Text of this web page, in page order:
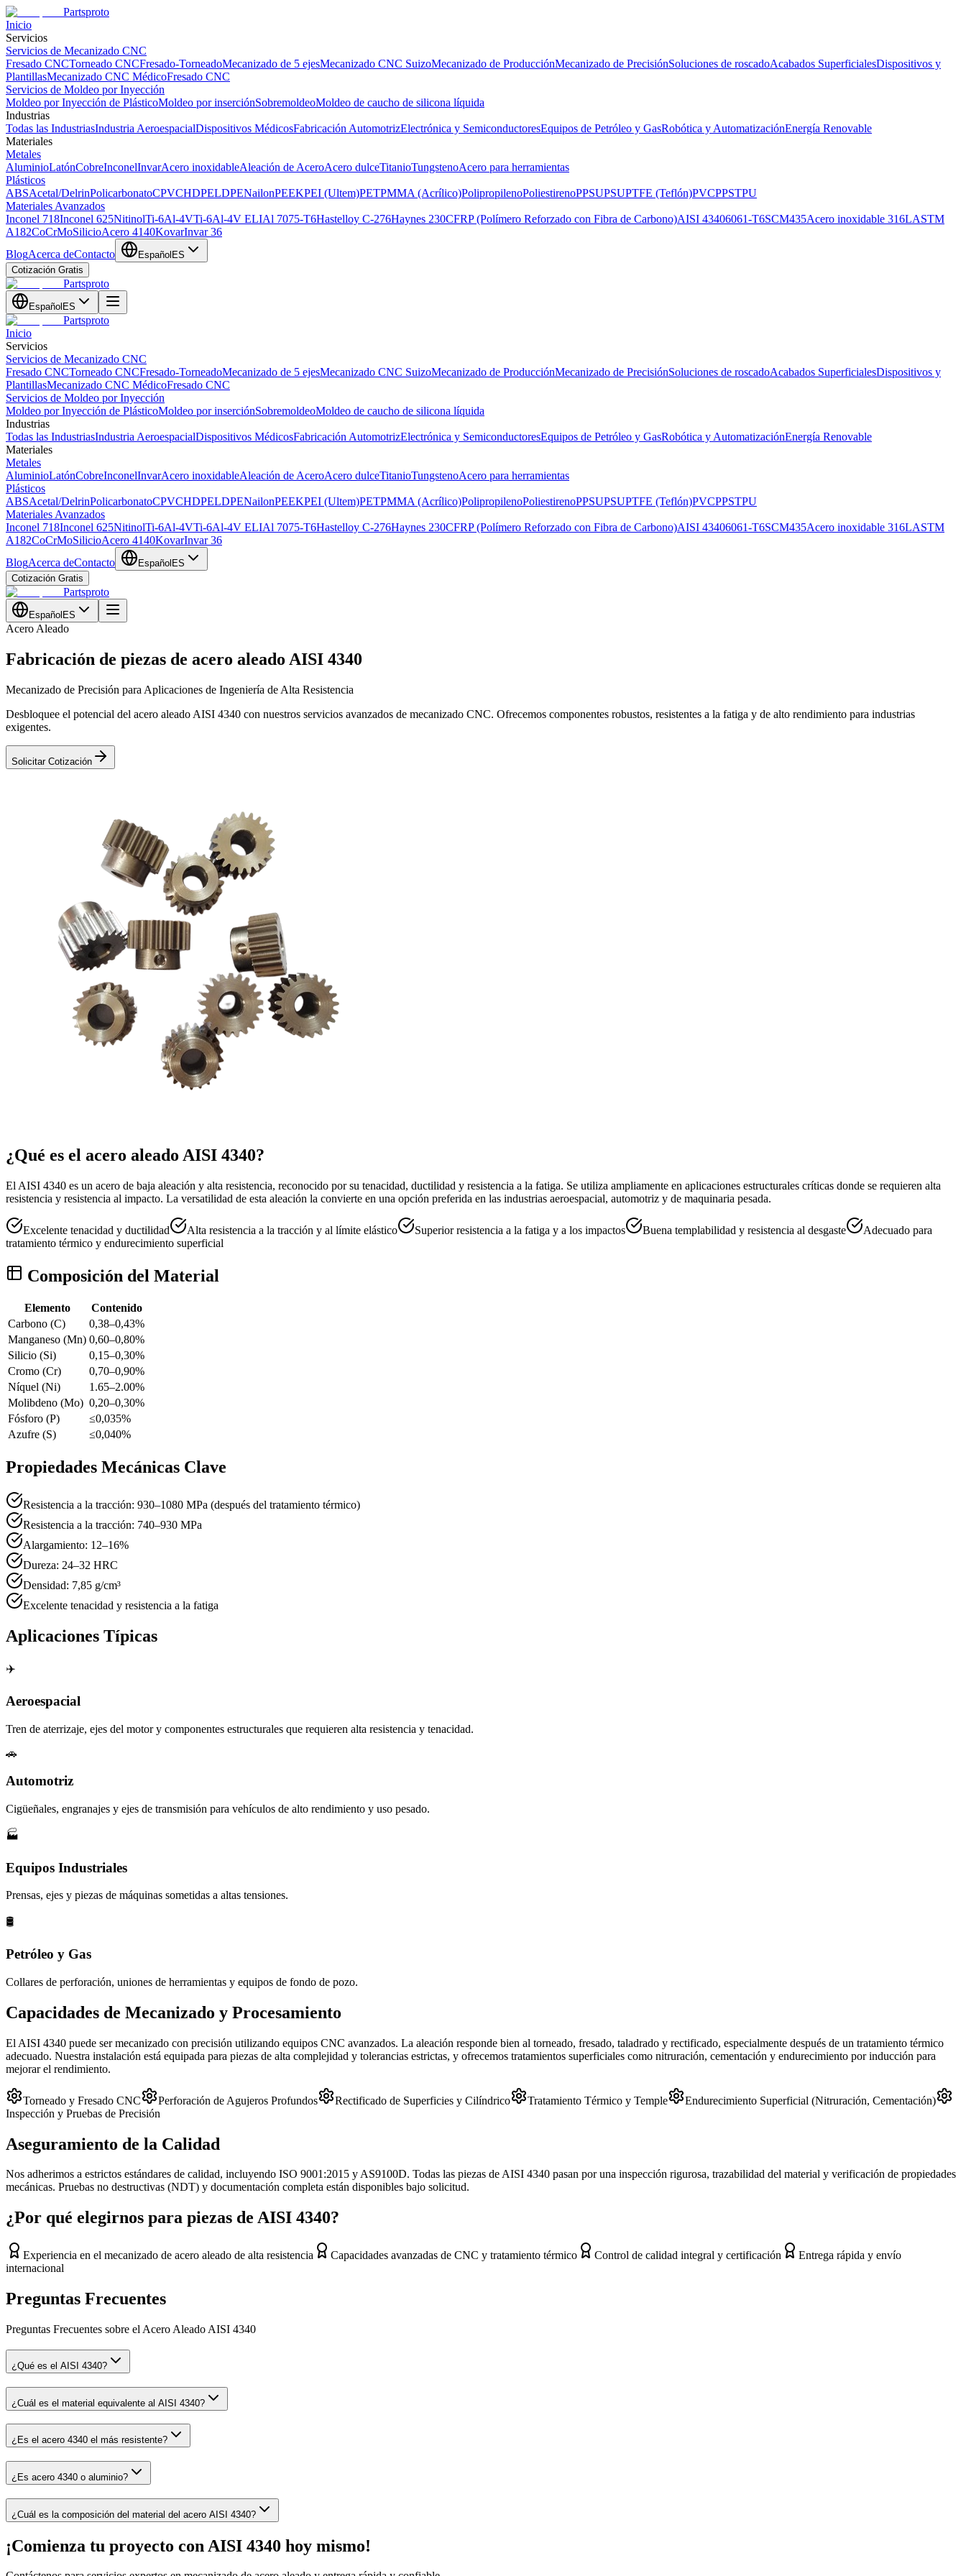
Partsproto
Inicio
Servicios
Servicios de Mecanizado CNC
Fresado CNCTorneado CNCFresado-TorneadoMecanizado de 5 ejesMecanizado CNC SuizoMecanizado de ProducciónMecanizado de PrecisiónSoluciones de roscadoAcabados SuperficialesDispositivos y
PlantillasMecanizado CNC MédicoFresado CNC
Servicios de Moldeo por Inyección
Moldeo por Inyección de PlásticoMoldeo por inserciónSobremoldeoMoldeo de caucho de silicona líquida
Industrias
Todas las IndustriasIndustria AeroespacialDispositivos MédicosFabricación AutomotrizElectrónica y SemiconductoresEquipos de Petróleo y GasRobótica y AutomatizaciónEnergía Renovable
Materiales
Metales
AluminioLatónCobreInconelInvarAcero inoxidableAleación de AceroAcero dulceTitanioTungstenoAcero para herramientas
Plásticos
ABSAcetal/DelrinPolicarbonatoCPVCHDPELDPENailonPEEKPEI (Ultem)PETPMMA (Acrílico)PolipropilenoPoliestirenoPPSUPSUPTFE (Teflón)PVCPPSTPU
Materiales Avanzados
Inconel 718Inconel 625NitinolTi-6Al-4VTi-6Al-4V ELIAl 7075-T6Hastelloy C-276Haynes 230CFRP (Polímero Reforzado con Fibra de Carbono)AISI 43406061-T6SCM435Acero inoxidable 316LASTM
A182CoCrMoSilicioAcero 4140KovarInvar 36
BlogAcerca deContacto Español ES
Cotización Gratis
Partsproto
Español ES
Partsproto
Inicio
Servicios
Servicios de Mecanizado CNC
Fresado CNCTorneado CNCFresado-TorneadoMecanizado de 5 ejesMecanizado CNC SuizoMecanizado de ProducciónMecanizado de PrecisiónSoluciones de roscadoAcabados SuperficialesDispositivos y
PlantillasMecanizado CNC MédicoFresado CNC
Servicios de Moldeo por Inyección
Moldeo por Inyección de PlásticoMoldeo por inserciónSobremoldeoMoldeo de caucho de silicona líquida
Industrias
Todas las IndustriasIndustria AeroespacialDispositivos MédicosFabricación AutomotrizElectrónica y SemiconductoresEquipos de Petróleo y GasRobótica y AutomatizaciónEnergía Renovable
Materiales
Metales
AluminioLatónCobreInconelInvarAcero inoxidableAleación de AceroAcero dulceTitanioTungstenoAcero para herramientas
Plásticos
ABSAcetal/DelrinPolicarbonatoCPVCHDPELDPENailonPEEKPEI (Ultem)PETPMMA (Acrílico)PolipropilenoPoliestirenoPPSUPSUPTFE (Teflón)PVCPPSTPU
Materiales Avanzados
Inconel 718Inconel 625NitinolTi-6Al-4VTi-6Al-4V ELIAl 7075-T6Hastelloy C-276Haynes 230CFRP (Polímero Reforzado con Fibra de Carbono)AISI 43406061-T6SCM435Acero inoxidable 316LASTM
A182CoCrMoSilicioAcero 4140KovarInvar 36
BlogAcerca deContacto Español ES
Cotización Gratis
Partsproto
Español ES
Acero Aleado
Fabricación de piezas de acero aleado AISI 4340
Mecanizado de Precisión para Aplicaciones de Ingeniería de Alta Resistencia
Desbloquee el potencial del acero aleado AISI 4340 con nuestros servicios avanzados de mecanizado CNC. Ofrecemos componentes robustos, resistentes a la fatiga y de alto rendimiento para industrias
exigentes.
Solicitar Cotización
¿Qué es el acero aleado AISI 4340?
El AISI 4340 es un acero de baja aleación y alta resistencia, reconocido por su tenacidad, ductilidad y resistencia a la fatiga. Se utiliza ampliamente en aplicaciones estructurales críticas donde se requieren alta
resistencia y resistencia al impacto. La versatilidad de esta aleación la convierte en una opción preferida en las industrias aeroespacial, automotriz y de maquinaria pesada.
Excelente tenacidad y ductilidad Alta resistencia a la tracción y al límite elástico Superior resistencia a la fatiga y a los impactos Buena templabilidad y resistencia al desgaste
Adecuado para
tratamiento térmico y endurecimiento superficial
Composición del Material
Elemento
Contenido
Carbono (C)
0,38–0,43%
Manganeso (Mn) 0,60–0,80%
Silicio (Si)
0,15–0,30%
Cromo (Cr)
0,70–0,90%
Níquel (Ni)
1.65–2.00%
Molibdeno (Mo) 0,20–0,30%
Fósforo (P)
≤0,035%
Azufre (S)
≤0,040%
Propiedades Mecánicas Clave
Resistencia a la tracción: 930–1080 MPa (después del tratamiento térmico)
Resistencia a la tracción: 740–930 MPa
Alargamiento: 12–16%
Dureza: 24–32 HRC
Densidad: 7,85 g/cm³
Excelente tenacidad y resistencia a la fatiga
Aplicaciones Típicas
✈️
Aeroespacial
Tren de aterrizaje, ejes del motor y componentes estructurales que requieren alta resistencia y tenacidad.
🚗
Automotriz
Cigüeñales, engranajes y ejes de transmisión para vehículos de alto rendimiento y uso pesado.
🏭
Equipos Industriales
Prensas, ejes y piezas de máquinas sometidas a altas tensiones.
🛢️
Petróleo y Gas
Collares de perforación, uniones de herramientas y equipos de fondo de pozo.
Capacidades de Mecanizado y Procesamiento
El AISI 4340 puede ser mecanizado con precisión utilizando equipos CNC avanzados. La aleación responde bien al torneado, fresado, taladrado y rectificado, especialmente después de un tratamiento térmico
adecuado. Nuestra instalación está equipada para piezas de alta complejidad y tolerancias estrictas, y ofrecemos tratamientos superficiales como nitruración, cementación y endurecimiento por inducción para
mejorar el rendimiento.
Torneado y Fresado CNC Perforación de Agujeros Profundos Rectificado de Superficies y Cilíndrico Tratamiento Térmico y Temple
Endurecimiento Superficial (Nitruración, Cementación)
Inspección y Pruebas de Precisión
Aseguramiento de la Calidad
Nos adherimos a estrictos estándares de calidad, incluyendo ISO 9001:2015 y AS9100D. Todas las piezas de AISI 4340 pasan por una inspección rigurosa, trazabilidad del material y verificación de propiedades
mecánicas. Pruebas no destructivas (NDT) y documentación completa están disponibles bajo solicitud.
¿Por qué elegirnos para piezas de AISI 4340?
Experiencia en el mecanizado de acero aleado de alta resistencia Capacidades avanzadas de CNC y tratamiento térmico Control de calidad integral y certificación
Entrega rápida y envío
internacional
Preguntas Frecuentes
Preguntas Frecuentes sobre el Acero Aleado AISI 4340
¿Qué es el AISI 4340?
¿Cuál es el material equivalente al AISI 4340?
¿Es el acero 4340 el más resistente?
¿Es acero 4340 o aluminio?
¿Cuál es la composición del material del acero AISI 4340?
¡Comienza tu proyecto con AISI 4340 hoy mismo!